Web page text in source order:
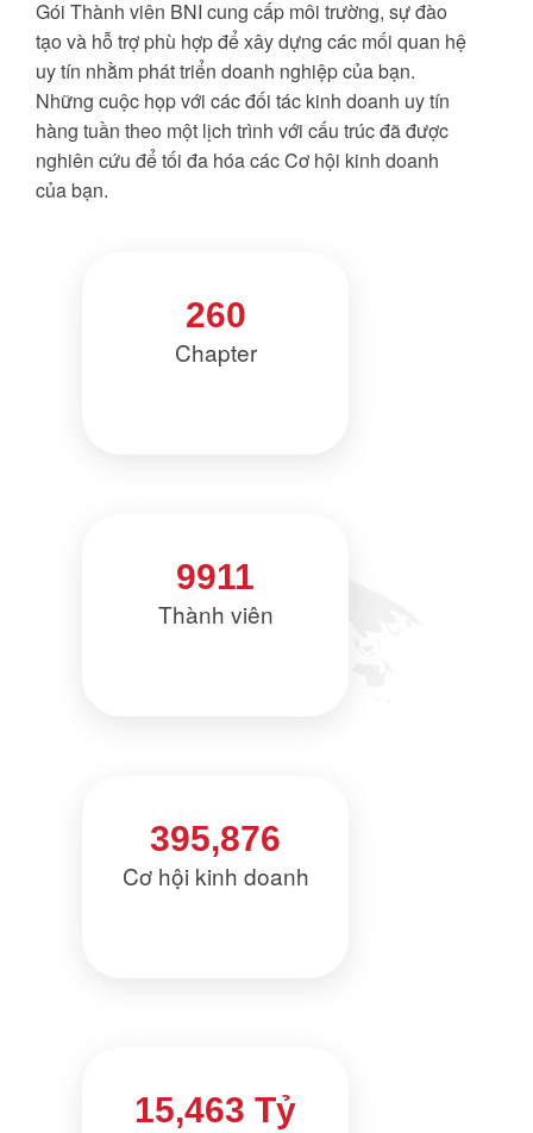
Gói Thành viên BNI cung cấp môi trường, sự đào
tạo và hỗ trợ phù hợp để xây dựng các mối quan hệ
uy tín nhằm phát triển doanh nghiệp của bạn.
Những cuộc họp với các đối tác kinh doanh uy tín
hàng tuần theo một lịch trình với cấu trúc đã được
nghiên cứu để tối đa hóa các Cơ hội kinh doanh
của bạn.
260
Chapter
9911
Thành viên
395,876
Cơ hội kinh doanh
15,463 Tỷ